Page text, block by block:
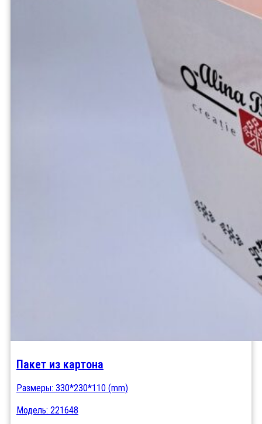
Пакет из картона
Размеры: 330*230*110 (mm)
Модель: 221648